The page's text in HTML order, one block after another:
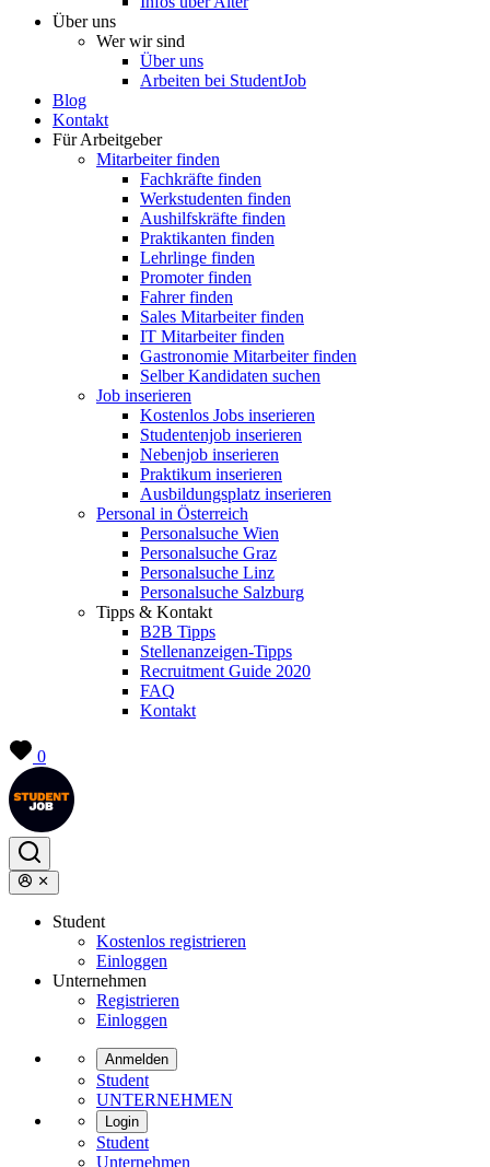
Über uns
Wer wir sind
Über uns
Arbeiten bei StudentJob
Blog
Kontakt
Für Arbeitgeber
Mitarbeiter finden
Fachkräfte finden
Werkstudenten finden
Aushilfskräfte finden
Praktikanten finden
Lehrlinge finden
Promoter finden
Fahrer finden
Sales Mitarbeiter finden
IT Mitarbeiter finden
Gastronomie Mitarbeiter finden
Selber Kandidaten suchen
Job inserieren
Kostenlos Jobs inserieren
Studentenjob inserieren
Nebenjob inserieren
Praktikum inserieren
Ausbildungsplatz inserieren
Personal in Österreich
Personalsuche Wien
Personalsuche Graz
Personalsuche Linz
Personalsuche Salzburg
Tipps & Kontakt
B2B Tipps
Stellenanzeigen-Tipps
Recruitment Guide 2020
FAQ
Kontakt
0
Student
Kostenlos registrieren
Einloggen
Unternehmen
Registrieren
Einloggen
Anmelden
Student
UNTERNEHMEN
Login
Student
Unternehmen